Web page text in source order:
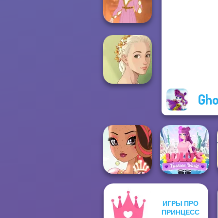
Date
Rapunzel
Fashion
Portrait
Fairy Tale High
Lulus Fashion
World
ИГРЫ ПРО
ПРИНЦЕСС